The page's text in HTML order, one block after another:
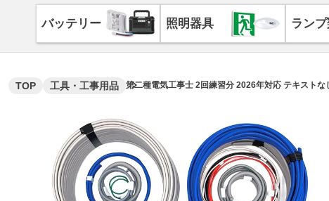
バッテリー 照明器具 ラン
TOP 工具・工事用品 第二種電気工事士 2回練習分 2026年対応 テキスト